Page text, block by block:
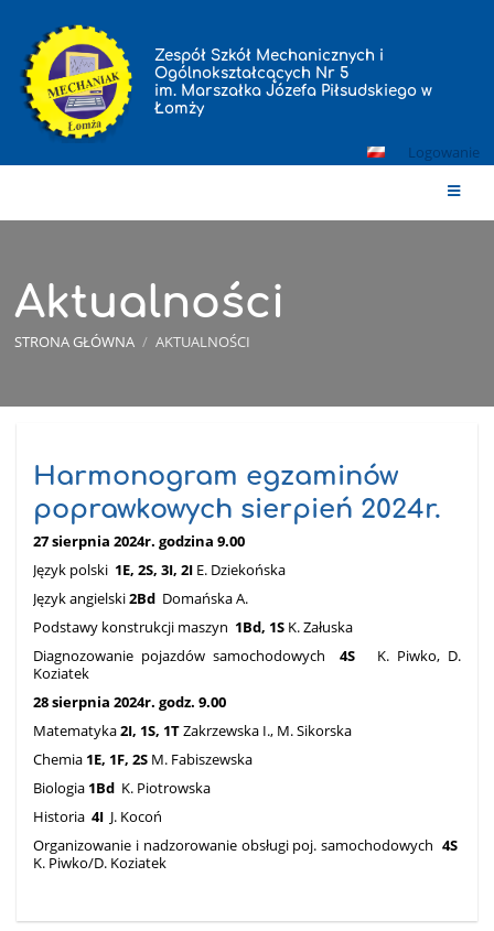
Zespół Szkół Mechanicznych i
Ogólnokształcących Nr 5
im. Marszałka Józefa Piłsudskiego w
Łomży
Logowanie
Aktualności
STRONA GŁÓWNA / AKTUALNOŚCI
Harmonogram egzaminów
poprawkowych sierpień 2024r.
27 sierpnia 2024r. godzina 9.00
Język polski 1E, 2S, 3I, 2I E. Dziekońska
Język angielski2Bd Domańska A.
Podstawy konstrukcji maszyn 1Bd, 1S K. Załuska
Diagnozowanie pojazdów samochodowych4S K. Piwko, D.
Koziatek
28 sierpnia 2024r. godz. 9.00
Matematyka2I, 1S, 1TZakrzewska I., M. Sikorska
Chemia 1E, 1F, 2S M. Fabiszewska
Biologia 1Bd K. Piotrowska
Historia 4I J. Kocoń
Organizowanie i nadzorowanie obsługi poj. samochodowych 4S
K. Piwko/D. Koziatek